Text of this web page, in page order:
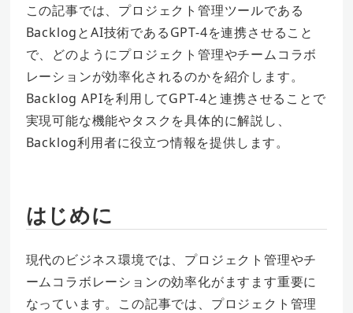
この記事では、プロジェクト管理ツールである
BacklogとAI技術であるGPT-4を連携させること
で、どのようにプロジェクト管理やチームコラボ
レーションが効率化されるのかを紹介します。
Backlog APIを利用してGPT-4と連携させることで
実現可能な機能やタスクを具体的に解説し、
Backlog利用者に役立つ情報を提供します。
はじめに
現代のビジネス環境では、プロジェクト管理やチ
ームコラボレーションの効率化がますます重要に
なっています。この記事では、プロジェクト管理